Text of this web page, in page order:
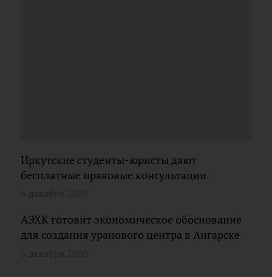
Иркутские студенты-юристы дают
бесплатные правовые консультации
АЭХК готовит экономическое обоснование
для создания уранового центра в Ангарске